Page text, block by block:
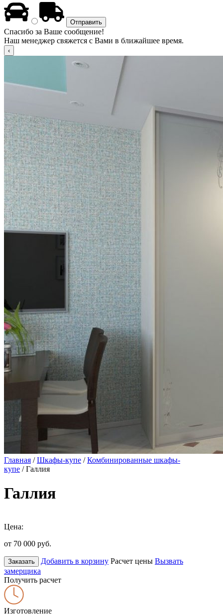
Спасибо за Ваше сообщение!
Наш менеджер свяжется с Вами в ближайшее время.
Главная /Шкафы-купе /Комбинированные шкафы-
купе / Галлия
Галлия
Цена:
от 70 000 руб.
Заказать Добавить в корзину Расчет цены Вызвать
замерщика
Получить расчет
Изготовление